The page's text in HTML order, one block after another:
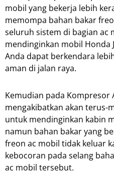
mobil yang bekerja lebih
memompa bahan bakar
seluruh sistem di bagian ac
mendinginkan mobil Honda
Anda dapat berkendara
aman di jalan raya.
Kemudian pada Kompresor
mengakibatkan akan terus-
untuk mendinginkan kabin
namun bahan bakar yang
freon ac mobil tidak keluar
kebocoran pada selang
ac mobil tersebut.